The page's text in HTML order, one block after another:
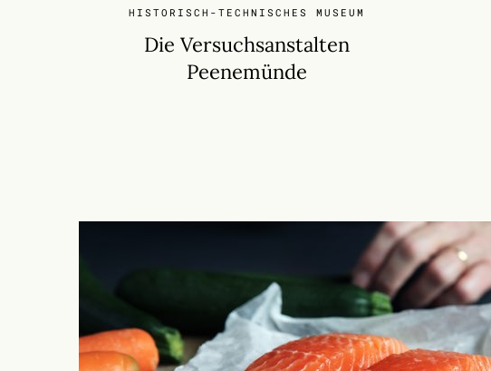
HISTORISCH-TECHNISCHES MUSEUM
Die Versuchsanstalten
Peenemünde